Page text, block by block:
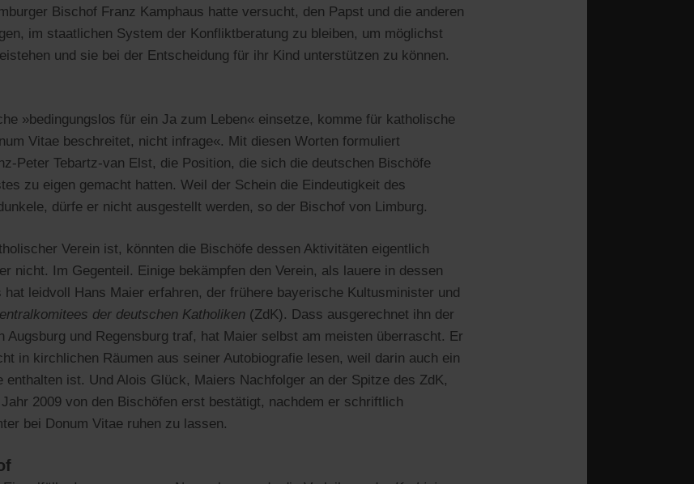
Bischof Franz Kamphaus hatte versucht, den Papst und die anderen
im staatlichen System der Konfliktberatung zu bleiben, um möglichst
und sie bei der Entscheidung für ihr Kind unterstützen zu können.
»bedingungslos für ein Ja zum Leben« einsetze, komme für katholische
Vitae beschreitet, nicht infrage«. Mit diesen Worten formuliert
Peter Tebartz-van Elst, die Position, die sich die deutschen Bischöfe
zu eigen gemacht hatten. Weil der Schein die Eindeutigkeit des
dürfe er nicht ausgestellt werden, so der Bischof von Limburg.
Verein ist, könnten die Bischöfe dessen Aktivitäten eigentlich
nicht. Im Gegenteil. Einige bekämpfen den Verein, als lauere in dessen
hat leidvoll Hans Maier erfahren, der frühere bayerische Kultusminister und
der deutschen Katholiken (ZdK). Dass ausgerechnet ihn der
Augsburg und Regensburg traf, hat Maier selbst am meisten überrascht. Er
in kirchlichen Räumen aus seiner Autobiografie lesen, weil darin auch ein
enthalten ist. Und Alois Glück, Maiers Nachfolger an der Spitze des ZdK,
2009 von den Bischöfen erst bestätigt, nachdem er schriftlich
bei Donum Vitae ruhen zu lassen.